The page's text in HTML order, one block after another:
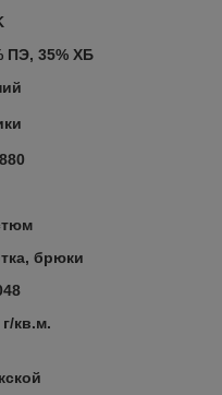
ПЭ, 35% ХБ
брюки
кв.м.